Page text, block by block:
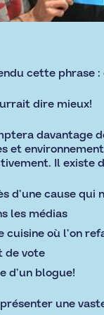
cette phrase
dire mieux!
davantage
et
Il existe
d’une cause
les médias
cuisine où l’on
de vote
d’un blogue!
une